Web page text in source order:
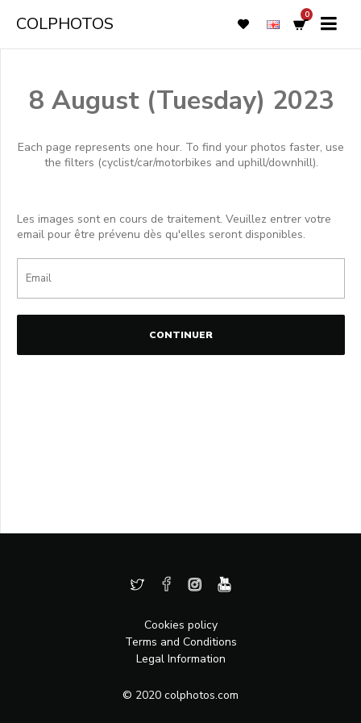
COLPHOTOS 0
8 August (Tuesday) 2023
Each page represents one hour. To find your photos faster, use
the filters (cyclist/car/motorbikes and uphill/downhill).
Les images sont en cours de traitement. Veuillez entrer votre
email pour être prévenu dès qu'elles seront disponibles.
CONTINUER
Cookies policy
Terms and Conditions
Legal Information
© 2020 colphotos.com